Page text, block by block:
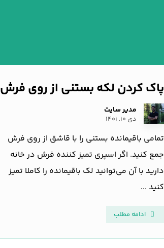
پاک کردن لکه بستنی از روی فرش
مدیر سایت
دی ۱۰, ۱۴۰۱
تمامی باقیمانده بستنی را با قاشق از روی فرش
جمع کنید. اگر اسپری تمیز کننده فرش در خانه
دارید با آن می‌توانید لک باقیمانده را کاملا تمیز
کنید ...
ادامه مطلب